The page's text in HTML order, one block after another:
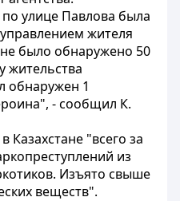
улице Павлова была
жителя
было обнаружено 50
жительства
обнаружен 1
- сообщил К.
"всего за
из
Изъято свыше
веществ".